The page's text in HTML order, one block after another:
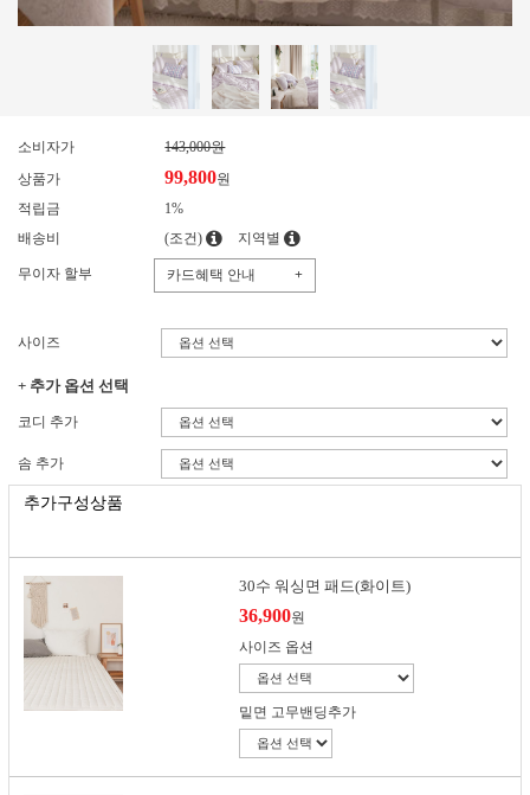
소비자가
143,000원
상품가
99,800원
적립금
1%
배송비
(조건) 지역별
무이자 할부 카드혜택 안내 +
사이즈
+ 추가 옵션 선택
코디 추가
솜 추가
추가구성상품
30수 워싱면 패드(화이트)
36,900원
사이즈 옵션
밑면 고무밴딩추가